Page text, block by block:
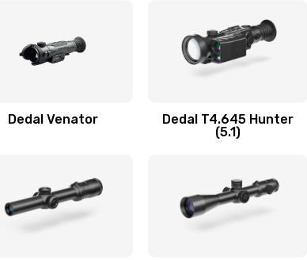
Dedal Venator
Dedal T4.645 Hunter
(5.1)